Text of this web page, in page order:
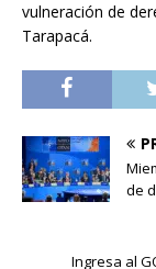
vulneración de
Tarapacá.
de
Ingresa al